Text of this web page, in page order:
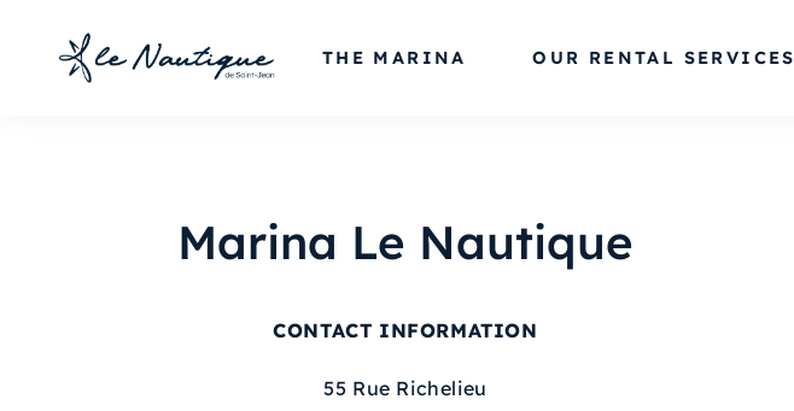
content
THE MARINA OUR RENTAL SERVICES
Marina Le Nautique
CONTACT INFORMATION
55 Rue Richelieu